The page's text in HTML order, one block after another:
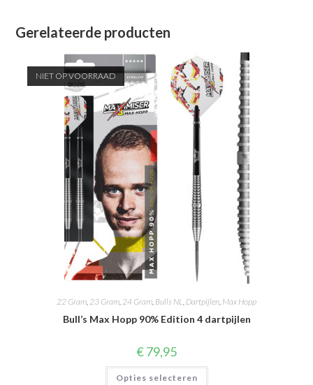
Gerelateerde producten
NIET OP VOORRAAD
22 Gram 23 Gram 24 Gram Bulls NL Dartpijlen Max Hopp
Bull’s Max Hopp 90% Edition 4 dartpijlen
€79,95
Opties selecteren
Dit